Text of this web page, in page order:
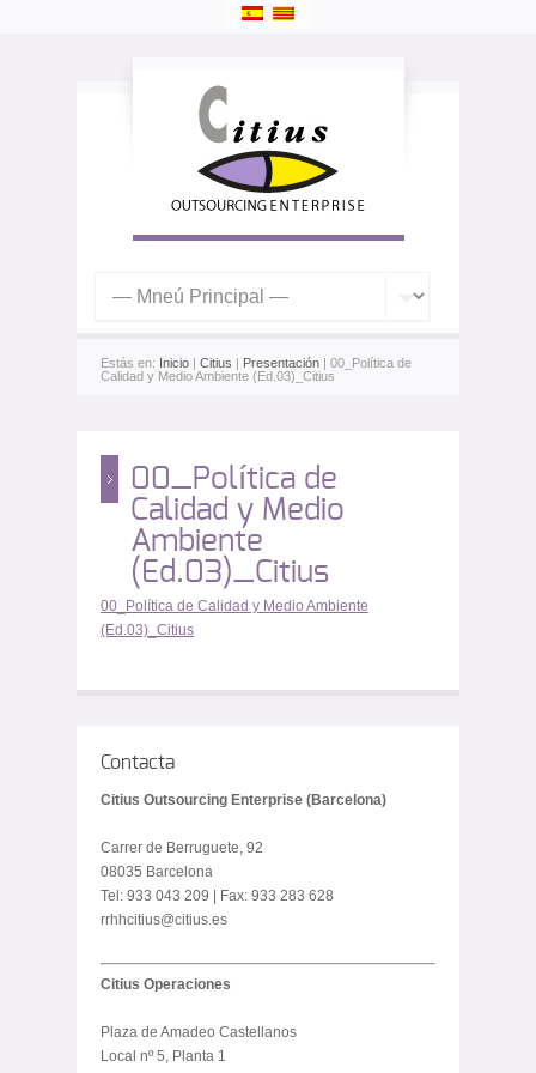
Estás en: Inicio | Citius | Presentación | 00_Política de
Calidad y Medio Ambiente (Ed.03)_Citius
00_Política de
Calidad y Medio
Ambiente
(Ed.03)_Citius
00_Política de Calidad y Medio Ambiente
(Ed.03)_Citius
Contacta
Citius Outsourcing Enterprise (Barcelona)
Carrer de Berruguete, 92
08035 Barcelona
Tel: 933 043 209 | Fax: 933 283 628
rrhhcitius@citius.es
Citius Operaciones
Plaza de Amadeo Castellanos
Local nº 5, Planta 1